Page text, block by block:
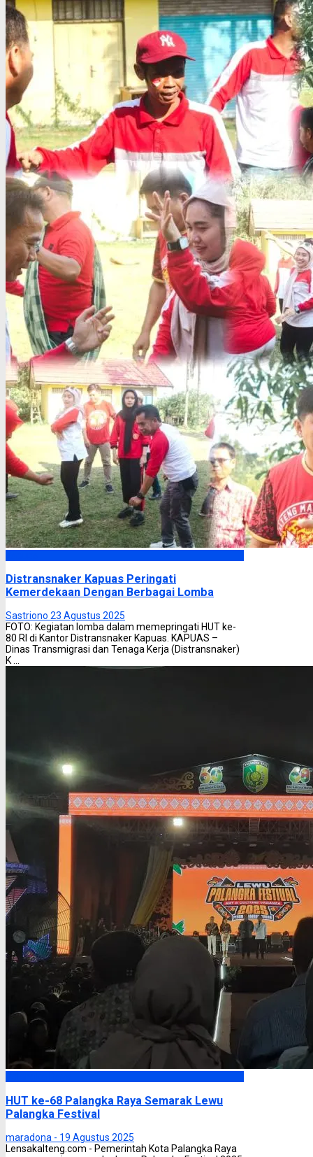
Distransnaker Kapuas Peringati
Kemerdekaan Dengan Berbagai Lomba
Sastriono 23 Agustus 2025
FOTO: Kegiatan lomba dalam memepringati HUT ke-
80 RI di Kantor Distransnaker Kapuas. KAPUAS –
Dinas Transmigrasi dan Tenaga Kerja (Distransnaker)
K ...
HUT ke-68 Palangka Raya Semarak Lewu
Palangka Festival
maradona - 19 Agustus 2025
Lensakalteng.com - Pemerintah Kota Palangka Raya